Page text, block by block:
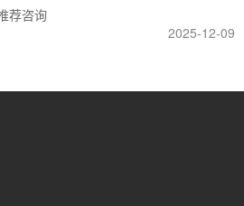
荐咨询
2025-12-09